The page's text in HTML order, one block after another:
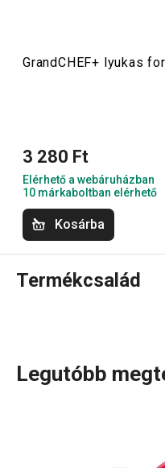
GrandCHEF+ lyukas
3 280 Ft
Elérhető a webáruházban
10 márkaboltban elérhető
Kosárba
Termékcsalád
modern
Legutóbb